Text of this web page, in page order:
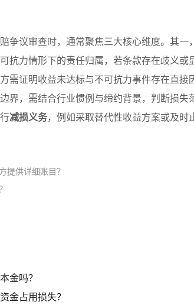
争议审查时，通常聚焦三大核心维度。其一
抗力情形下的责任归属，若条款存在歧义或
需证明收益未达标与不可抗力事件存在直接
界，需结合行业惯例与缔约背景，判断损失
减损义务，例如采取替代性收益方案或及时
提供详细账目？
金吗？
金占用损失？